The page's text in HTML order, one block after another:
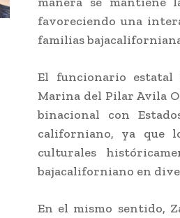
favoreciendo una
familias
El funcionario estatal
Marina del Pilar Avila
binacional con
californiano, ya que
culturales
bajacaliforniano en
En el mismo sentido,